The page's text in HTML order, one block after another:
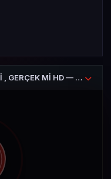
EFSANE Mİ , GERÇEK Mİ HD — Antik Astronotlar